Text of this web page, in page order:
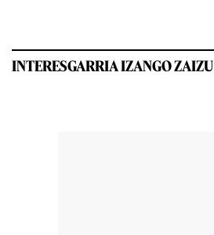
INTERESGARRIA IZANGO ZAIZU